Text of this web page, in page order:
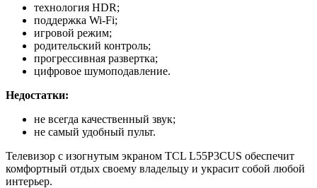
технология HDR;
поддержка Wi-Fi;
игровой режим;
родительский контроль;
прогрессивная развертка;
цифровое шумоподавление.
Недостатки:
не всегда качественный звук;
не самый удобный пульт.
Телевизор с изогнутым экраном TCL L55P3CUS обеспечит
комфортный отдых своему владельцу и украсит собой любой
интерьер.